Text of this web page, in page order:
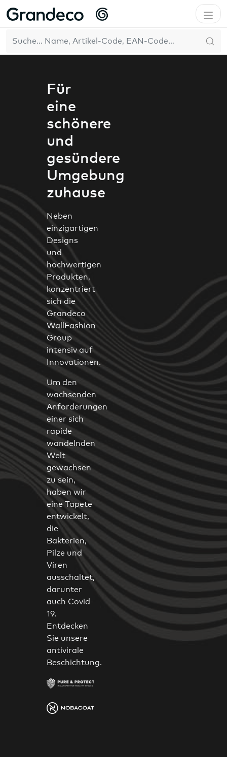
Home Das Unternehmen
Für
eine
schönere
und
gesündere
Umgebung
zuhause
Neben
einzigartigen
Designs
und
hochwertigen
Produkten,
konzentriert
sich die
Grandeco
WallFashion
Group
intensiv auf
Innovationen.
Um den
wachsenden
Anforderungen
einer sich
rapide
wandelnden
Welt
gewachsen
zu sein,
haben wir
eine Tapete
entwickelt,
die
Bakterien,
Pilze und
Viren
ausschaltet,
darunter
auch Covid-
19.
Entdecken
Sie unsere
antivirale
Beschichtung.